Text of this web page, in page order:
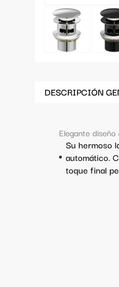
DESCRIPCIÓN
Elegante
Su hermoso
automático.
toque final